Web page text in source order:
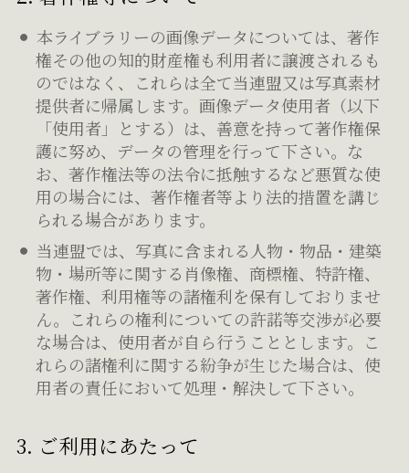
本ライブラリーの画像データについては、著作
権その他の知的財産権も利用者に譲渡されるも
のではなく、これらは全て当連盟又は写真素材
提供者に帰属します。画像データ使用者（以下
「使用者」とする）は、善意を持って著作権保
護に努め、データの管理を行って下さい。な
お、著作権法等の法令に抵触するなど悪質な使
用の場合には、著作権者等より法的措置を講じ
られる場合があります。
当連盟では、写真に含まれる人物・物品・建築
物・場所等に関する肖像権、商標権、特許権、
著作権、利用権等の諸権利を保有しておりませ
ん。これらの権利についての許諾等交渉が必要
な場合は、使用者が自ら行うこととします。こ
れらの諸権利に関する紛争が生じた場合は、使
用者の責任において処理・解決して下さい。
3. ご利用にあたって